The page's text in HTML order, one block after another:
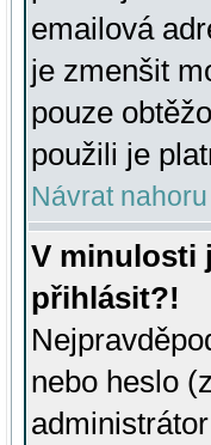
emailová
je zmenšit
pouze
použili je
Návrat nahoru
V minulosti
přihlásit?!
nebo heslo